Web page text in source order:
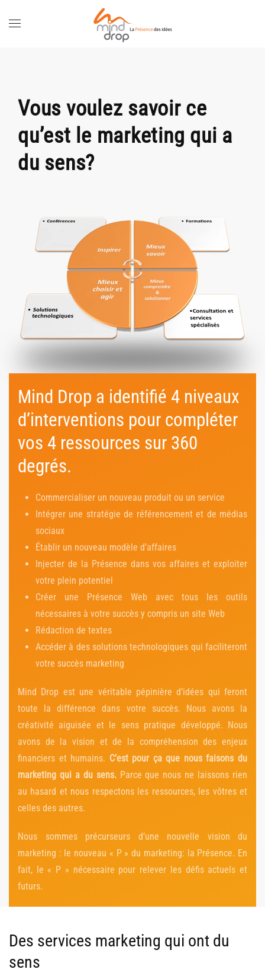
Vous voulez savoir ce
qu’est le marketing qui a
du sens?
Mind Drop a identifié 4 niveaux
d’interventions pour compléter
vos 4 ressources sur 360
degrés.
Commercialiser un nouveau produit ou un service
Intégrer une stratégie de référencement et de médias
sociaux
Établir un nouveau modèle d’affaires
Injecter de la Présence dans vos affaires et exploiter
votre plein potentiel
Créer une Présence Web avec tous les outils
nécessaires à votre succès y compris un site Web
Rédaction de textes
Accéder à des solutions technologiques qui faciliteront
votre succès marketing
Mind Drop est une véritable pépinière d’idées qui feront
toute la différence dans votre succès. Nous avons la
créativité aiguisée et le sens pratique développé. Nous
avons de la vision et de la compréhension des enjeux
financiers et humains. C’est pour ça que nous faisons du
marketing qui a du sens.Parce que nous ne laissons rien
au hasard et nous respectons les ressources, les vôtres et
celles des autres.
Nous sommes précurseurs d’une nouvelle vision du
marketing : le nouveau « P » du marketing: la Présence. En
fait, le « P » nécessaire pour relever les défis actuels et
futurs.
Des services marketing qui ont du
sens